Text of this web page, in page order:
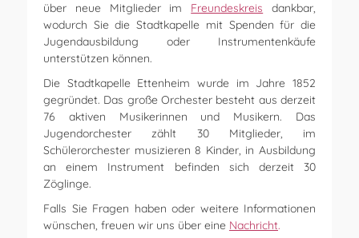
über neue Mitglieder im Freundeskreis dankbar,
wodurch Sie die Stadtkapelle mit Spenden für die
Jugendausbildung oder Instrumentenkäufe
unterstützen können.
Die Stadtkapelle Ettenheim wurde im Jahre 1852
gegründet. Das große Orchester besteht aus derzeit
76 aktiven Musikerinnen und Musikern. Das
Jugendorchester zählt 30 Mitglieder, im
Schülerorchester musizieren 8 Kinder, in Ausbildung
an einem Instrument befinden sich derzeit 30
Zöglinge.
Falls Sie Fragen haben oder weitere Informationen
wünschen, freuen wir uns über eine Nachricht.